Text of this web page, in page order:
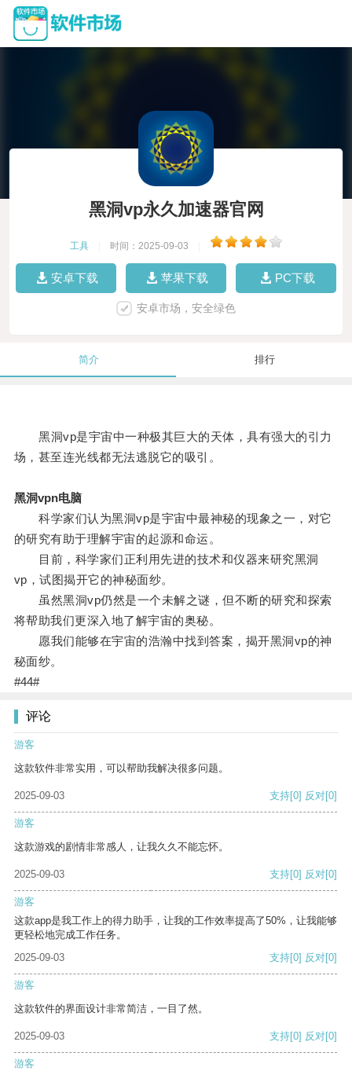
黑洞vp永久加速器官网
工具 时间：2025-09-03
安卓下载 苹果下载 PC下载
安卓市场，安全绿色
简介 排行
黑洞vp是宇宙中一种极其巨大的天体，具有强大的引力
场，甚至连光线都无法逃脱它的吸引。
黑洞vpn电脑
科学家们认为黑洞vp是宇宙中最神秘的现象之一，对它
的研究有助于理解宇宙的起源和命运。
目前，科学家们正利用先进的技术和仪器来研究黑洞
vp，试图揭开它的神秘面纱。
虽然黑洞vp仍然是一个未解之谜，但不断的研究和探索
将帮助我们更深入地了解宇宙的奥秘。
愿我们能够在宇宙的浩瀚中找到答案，揭开黑洞vp的神
秘面纱。
#44#
评论
游客
这款软件非常实用，可以帮助我解决很多问题。
2025-09-03 支持[0] 反对[0]
游客
这款游戏的剧情非常感人，让我久久不能忘怀。
2025-09-03 支持[0] 反对[0]
游客
这款app是我工作上的得力助手，让我的工作效率提高了50%，让我能够
更轻松地完成工作任务。
2025-09-03
支持[0] 反对[0]
游客
这款软件的界面设计非常简洁，一目了然。
2025-09-03 支持[0] 反对[0]
游客